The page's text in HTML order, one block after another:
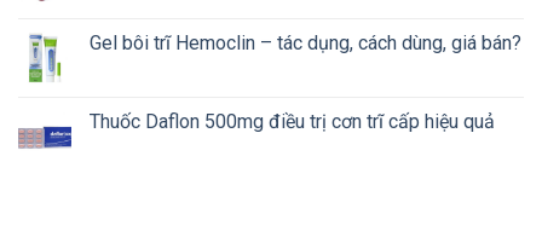
Gel bôi trĩ Hemoclin – tác dụng, cách dùng, giá bán?
Thuốc Daflon 500mg điều trị cơn trĩ cấp hiệu quả